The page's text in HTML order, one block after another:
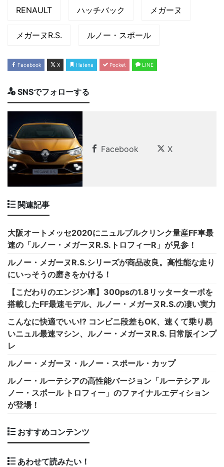
RENAULT ハッチバック メガーヌ
メガーヌR.S. ルノー・スポール
Facebook X Hatena Pocket LINE
SNSでフォローする
Facebook X
関連記事
大阪オートメッセ2020にニュルブルクリンク量産FF車最
速の「ルノー・メガーヌR.S.トロフィーR」が見参！
ルノー・メガーヌR.S.シリーズが商品改良。高性能な走り
にいっそうの磨きをかける！
【こだわりのエンジン車】300psの1.8リッターターボを
搭載したFF最速モデル、ルノー・メガーヌR.S.の凄い実力
こんなに快適でいい!? コンビニ段差もOK、速くて乗り易
いニュル最速マシン、ルノー・メガーヌR.S. 日常版インプ
レ
ルノー・メガーヌ・ルノー・スポール・カップ
ルノー・ルーテシアの高性能バージョン「ルーテシア ル
ノー・スポール トロフィー」のファイナルエディション
が登場！
おすすめコンテンツ
あわせて読みたい！